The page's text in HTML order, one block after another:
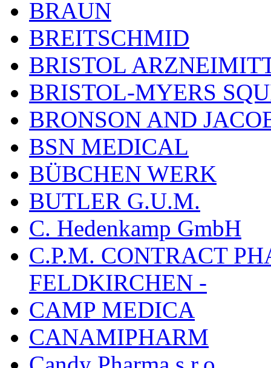
BRAUN
BREITSCHMID
BRISTOL
BRISTOL-MYERS
BRONSON AND
BSN MEDICAL
BÜBCHEN WERK
BUTLER G.U.M.
C. Hedenkamp GmbH
C.P.M. CONTRACT
FELDKIRCHEN -
CAMP MEDICA
CANAMIPHARM